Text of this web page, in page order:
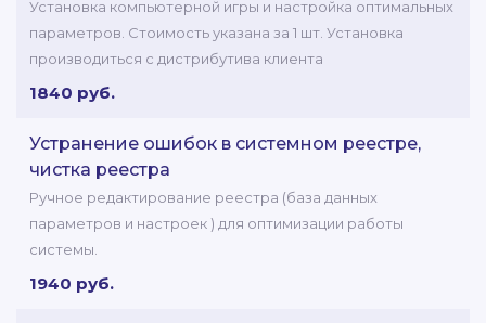
Установка компьютерной игры и настройка оптимальных
параметров. Стоимость указана за 1 шт. Установка
производиться с дистрибутива клиента
1840 руб.
Устранение ошибок в системном реестре,
чистка реестра
Ручное редактирование реестра (база данных
параметров и настроек ) для оптимизации работы
системы.
1940 руб.